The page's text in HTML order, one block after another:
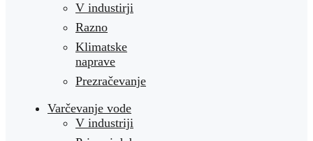
V industirji
Razno
Klimatske
naprave
Prezračevanje
Varčevanje vode
V industriji